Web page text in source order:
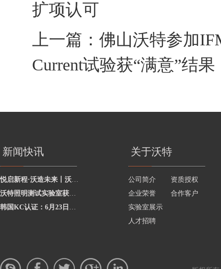
扩项认可
上一篇： 佛山沃特参加
Current试验获“满意”结果
新闻快讯
悦启新程·沃造未来丨沃特学院2026年度讲师聘任暨2025年度优秀讲师颁奖活动圆
沃特照明测试实验室获澳洲灯具最新标准CNAS资质，助力企业合规出海澳洲市场
韩国KC认证：6月23日起将执行更严格的网络摄像头安全要求
关于沃特
公司简介
资质授权
企业荣誉
合作客户
实验室展示
人才招聘